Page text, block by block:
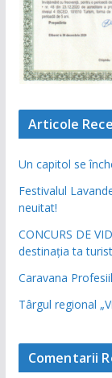
Articole
Un capitol se
Festivalul
neuitat!
CONCURS DE
destinația ta
Caravana
Târgul regional
Comentarii